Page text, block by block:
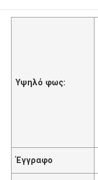
Υψηλό φως:
Έγγραφο